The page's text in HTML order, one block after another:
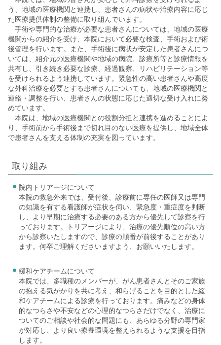
う、地域の医療機関と連携し、患者さんの病状や治療内容に応じ
た医療提供体制の整備に取り組んでいます。
手術や専門的な治療が必要な患者さんについては、地域の医療
機関からの紹介を受け、本院において必要な検査、手術および術
後管理を行います。また、手術後に病状が安定した患者さんにつ
いては、紹介元の医療機関や地域の病院、診療所等と診療情報を
共有し、引き続き必要な診療、経過観察、リハビリテーション等
を受けられるよう連携しています。緊急性の高い患者さんや高度
な外科治療を必要とする患者さんについても、地域の医療機関と
連絡・調整を行い、患者さんの状態に応じた適切な受け入れに努
めています。
本院は、地域の医療機関との役割分担と連携を進めることによ
り、手術前から手術後まで切れ目のない医療を提供し、地域全体
で患者さんを支える体制の充実を図っています。
取り組み
院内トリアージについて
本院の救急外来では、受付後、診療前に専任の医師又は専門
の知識を有する看護師が症状を伺い、緊急度・重症度を判断
し、より早期に治療する必要のある方から優先して診察を行
っております。トリアージにより、治療の優先順位の高い方
から診察いたしますので、診療の順番が前後することがあり
ます。何卒ご理解くださいますよう、お願いいたします。
緩和ケアチームについて
本院では、多職種のメンバーが、がん患者さんとそのご家族
の抱える気がかりを共に考え、和らげることを目的とした緩
和ケアチームによる診療を行っております。痛みなどの身体
的なつらさや不安などの心理的なつらさだけでなく、治療に
ついてのご相談や社会的な問題にも、あらゆる分野の専門家
が対応し、より良い療養環境を整えられるような支援を目指
します。